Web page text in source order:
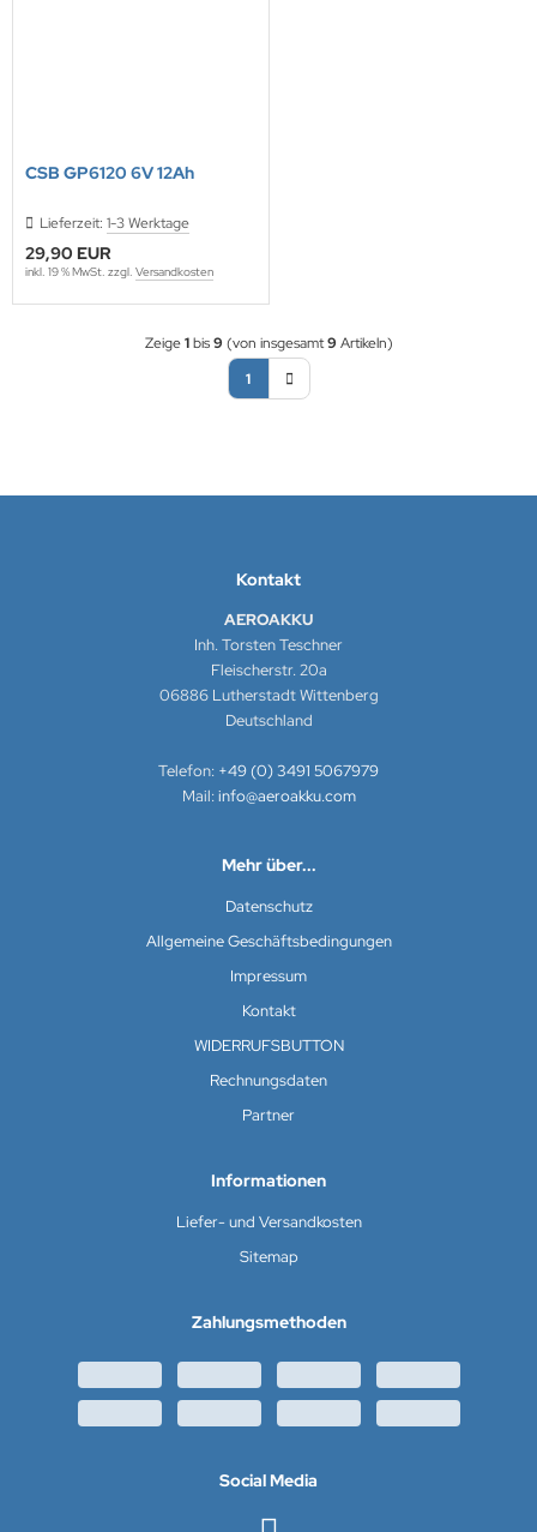
CSB GP6120 6V 12Ah
Lieferzeit: 1-3 Werktage
29,90 EUR
inkl. 19 % MwSt. zzgl. Versandkosten
Zeige1bis9 (von insgesamt9 Artikeln)
1
Kontakt
AEROAKKU
Inh. Torsten Teschner
Fleischerstr. 20a
06886 Lutherstadt Wittenberg
Deutschland
Telefon: +49 (0) 3491 5067979
Mail:info@aeroakku.com
Mehr über...
Datenschutz
Allgemeine Geschäftsbedingungen
Impressum
Kontakt
WIDERRUFSBUTTON
Rechnungsdaten
Partner
Informationen
Liefer- und Versandkosten
Sitemap
Zahlungsmethoden
Social Media